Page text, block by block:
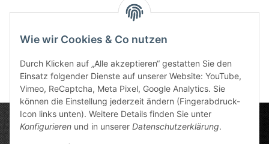
Wie wir Cookies & Co nutzen
Durch Klicken auf „Alle akzeptieren“ gestatten Sie den
Einsatz folgender Dienste auf unserer Website: YouTube,
Vimeo, ReCaptcha, Meta Pixel, Google Analytics. Sie
können die Einstellung jederzeit ändern (Fingerabdruck-
Icon links unten). Weitere Details finden Sie unter
Konfigurieren und in unserer Datenschutzerklärung.